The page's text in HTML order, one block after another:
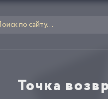
Точка